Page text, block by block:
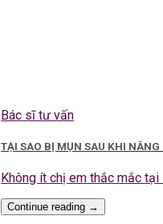
Bác sĩ tư vấn
TẠI SAO BỊ MỤN SAU KHI
Không ít chị em thắc mắc tại
Continue reading →